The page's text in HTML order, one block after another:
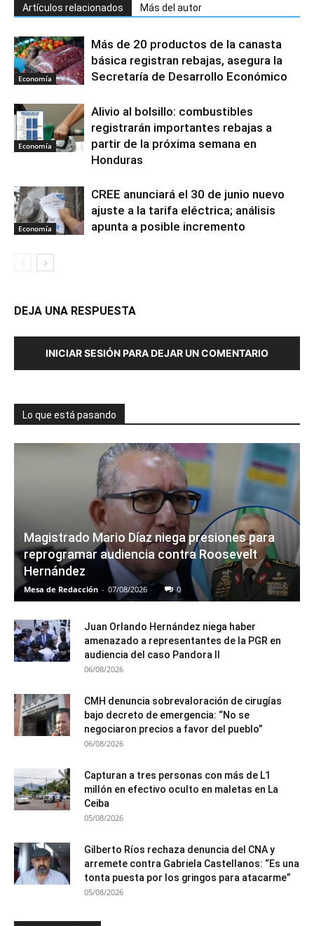
Artículos relacionados Más del autor
Economía
Más de 20 productos de la canasta
básica registran rebajas, asegura la
Secretaría de Desarrollo Económico
Economía
Alivio al bolsillo: combustibles
registrarán importantes rebajas a
partir de la próxima semana en
Honduras
Economía
CREE anunciará el 30 de junio nuevo
ajuste a la tarifa eléctrica; análisis
apunta a posible incremento
DEJA UNA RESPUESTA
INICIAR SESIÓN PARA DEJAR UN COMENTARIO
Lo que está pasando
Magistrado Mario Díaz niega presiones para
reprogramar audiencia contra Roosevelt
Hernández
Mesa de Redacción - 07/08/2026 0
Juan Orlando Hernández niega haber
amenazado a representantes de la PGR en
audiencia del caso Pandora II
06/08/2026
CMH denuncia sobrevaloración de cirugías
bajo decreto de emergencia: “No se
negociaron precios a favor del pueblo”
06/08/2026
Capturan a tres personas con más de L1
millón en efectivo oculto en maletas en La
Ceiba
05/08/2026
Gilberto Ríos rechaza denuncia del CNA y
arremete contra Gabriela Castellanos: “Es una
tonta puesta por los gringos para atacarme”
05/08/2026